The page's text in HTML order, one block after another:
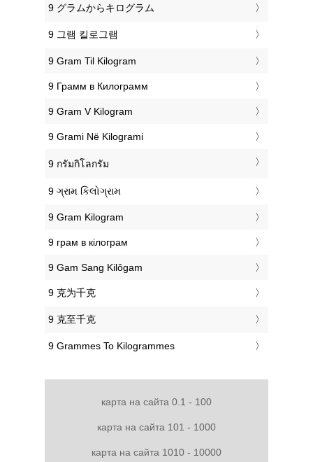
‎9 グラムからキログラム
‎9 그램 킬로그램
‎9 Gram Til Kilogram
‎9 Грамм в Килограмм
‎9 Gram V Kilogram
‎9 Grami Në Kilogrami
‎9 กรัมกิโลกรัม
‎9 ગ્રામ કિલોગ્રામ
‎9 Gram Kilogram
‎9 грам в кілограм
‎9 Gam Sang Kilôgam
‎9 克为千克
‎9 克至千克
‎9 Grammes To Kilogrammes
карта на сайта 0.1 - 100
карта на сайта 101 - 1000
карта на сайта 1010 - 10000